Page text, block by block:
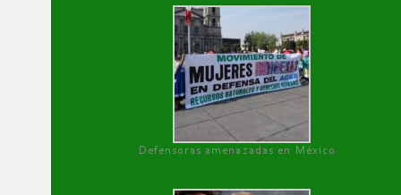
Defensoras amenazadas en México